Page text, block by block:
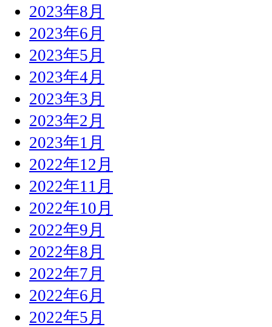
2023年8月
2023年6月
2023年5月
2023年4月
2023年3月
2023年2月
2023年1月
2022年12月
2022年11月
2022年10月
2022年9月
2022年8月
2022年7月
2022年6月
2022年5月